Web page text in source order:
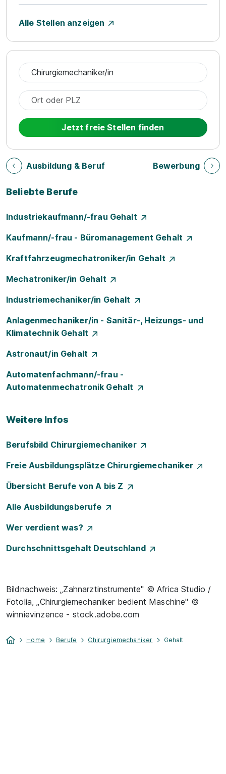
Alle Stellen anzeigen
Jetzt freie Stellen finden
Ausbildung & Beruf Bewerbung
Beliebte Berufe
Industriekaufmann/-frau Gehalt
Kaufmann/-frau - Büromanagement Gehalt
Kraftfahrzeugmechatroniker/in Gehalt
Mechatroniker/in Gehalt
Industriemechaniker/in Gehalt
Anlagenmechaniker/in - Sanitär-, Heizungs- und
Klimatechnik Gehalt
Astronaut/in Gehalt
Automatenfachmann/-frau -
Automatenmechatronik Gehalt
Weitere Infos
Berufsbild Chirurgiemechaniker
Freie Ausbildungsplätze Chirurgiemechaniker
Übersicht Berufe von A bis Z
Alle Ausbildungsberufe
Wer verdient was?
Durchschnittsgehalt Deutschland
Bildnachweis: „Zahnarztinstrumente" © Africa Studio /
Fotolia, „Chirurgiemechaniker bedient Maschine" ©
winnievinzence - stock.adobe.com
Home Berufe Chirurgiemechaniker Gehalt